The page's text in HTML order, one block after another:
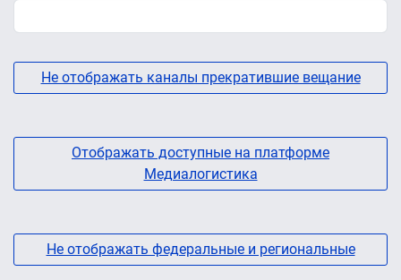
Не отображать каналы прекратившие вещание
Отображать доступные на платформе
Медиалогистика
Не отображать федеральные и региональные